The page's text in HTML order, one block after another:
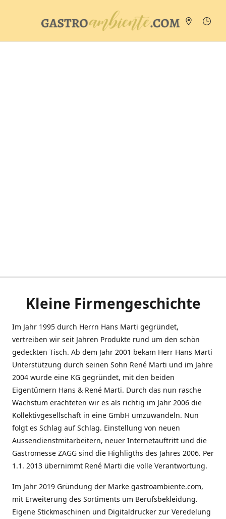
Kleine Firmengeschichte
Im Jahr 1995 durch Herrn Hans Marti gegründet,
vertreiben wir seit Jahren Produkte rund um den schön
gedeckten Tisch. Ab dem Jahr 2001 bekam Herr Hans Marti
Unterstützung durch seinen Sohn René Marti und im Jahre
2004 wurde eine KG gegründet, mit den beiden
Eigentümern Hans & René Marti. Durch das nun rasche
Wachstum erachteten wir es als richtig im Jahr 2006 die
Kollektivgesellschaft in eine GmbH umzuwandeln. Nun
folgt es Schlag auf Schlag. Einstellung von neuen
Aussendienstmitarbeitern, neuer Internetauftritt und die
Gastromesse ZAGG sind die Highligths des Jahres 2006. Per
1.1. 2013 übernimmt René Marti die volle Verantwortung.
Im Jahr 2019 Gründung der Marke gastroambiente.com,
mit Erweiterung des Sortiments um Berufsbekleidung.
Eigene Stickmaschinen und Digitaldrucker zur Veredelung